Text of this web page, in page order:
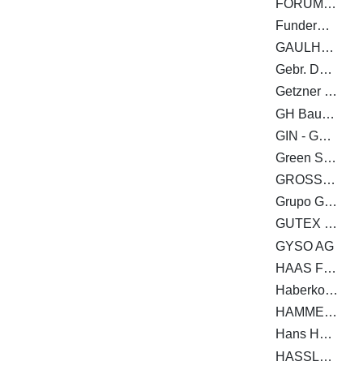
FORUM-HOLZBAU
Fundermax GmbH
GAULHOFER INDUSTRIE-HOLDING GMBH
Gebr. Dufter GmbH
Getzner Werkstoffe GmbH
GH Baubeschläge GmbH
GIN - Gütegemeinschaft Nagelplattenprodukte e.V. - Interessenverband Nagelplatten e.V.
Green Structures GmbH
GROSSMANN Bau GmbH & Co. KG
Grupo Gámiz
GUTEX Holzfaserplattenwerk
GYSO AG
HAAS FERTIGBAU GMBH
Haberkorn GmbH
HAMMER Holzbautechnik GmbH
Hans Hundegger AG
HASSLACHER Gruppe